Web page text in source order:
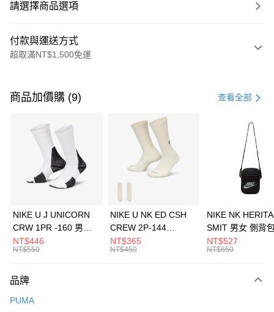
請選擇商品選項
付款與運送方式
超取滿NT$1,500免運
信用卡一次付款
3 期 0 利率 每期 21家銀行
合作金庫商業銀行
第一商業銀行
華南商業銀行
彰化商業銀行
上海商業儲蓄銀行
元大商業銀行
台灣樂天信用卡公司
Apple Pay
全盈+PAY
AFTEE先享後付
【關於「AFTEE先享後付」】
便利好安心！
運送方式
商品加價購 (9) 查看全部
NIKE U J UNICORN
CRW 1PR -160 男女
中統襪 FZ3393100
NT$446
NT$550
NIKE U NK ED CSH
CREW 2P-144
EMBRDY 男女 短統襪
FZ3073133
NT$365
NT$450
NIKE NK
SMIT 男女 側背
BA5871010
NT$527
NT$650
品牌
PUMA